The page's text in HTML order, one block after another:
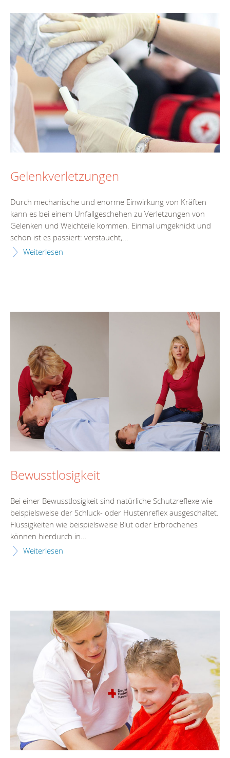
Gelenkverletzungen
Durch mechanische und enorme Einwirkung von Kräften
kann es bei einem Unfallgeschehen zu Verletzungen von
Gelenken und Weichteile kommen. Einmal umgeknickt und
schon ist es passiert: verstaucht,...
Weiterlesen
Bewusstlosigkeit
Bei einer Bewusstlosigkeit sind natürliche Schutzreflexe wie
beispielsweise der Schluck- oder Hustenreflex ausgeschaltet.
Flüssigkeiten wie beispielsweise Blut oder Erbrochenes
können hierdurch in...
Weiterlesen